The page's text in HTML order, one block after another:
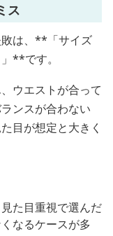
ス
は、**「サイズ
**です。
ウエストが合って
ンスが合わない
目が想定と大きく
見た目重視で選んだ
なるケースが多